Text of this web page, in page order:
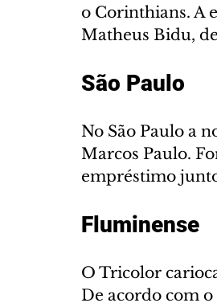
o Corinthians. A
Matheus Bidu,
São Paulo
No São Paulo a
Marcos Paulo.
empréstimo
Fluminense
O Tricolor
De acordo com